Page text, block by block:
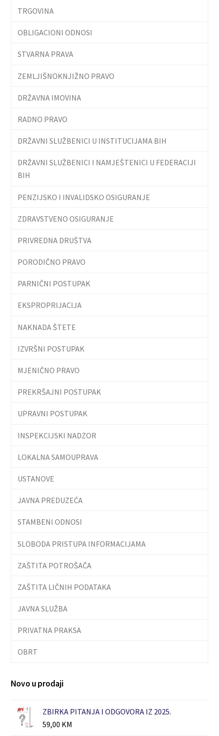
TRGOVINA
OBLIGACIONI ODNOSI
STVARNA PRAVA
ZEMLJIŠNOKNJIŽNO PRAVO
DRŽAVNA IMOVINA
RADNO PRAVO
DRŽAVNI SLUŽBENICI U INSTITUCIJAMA BIH
DRŽAVNI SLUŽBENICI I NAMJEŠTENICI U FEDERACIJI
BIH
PENZIJSKO I INVALIDSKO OSIGURANJE
ZDRAVSTVENO OSIGURANJE
PRIVREDNA DRUŠTVA
PORODIČNO PRAVO
PARNIČNI POSTUPAK
EKSPROPRIJACIJA
NAKNADA ŠTETE
IZVRŠNI POSTUPAK
MJENIČNO PRAVO
PREKRŠAJNI POSTUPAK
UPRAVNI POSTUPAK
INSPEKCIJSKI NADZOR
LOKALNA SAMOUPRAVA
USTANOVE
JAVNA PREDUZEĆA
STAMBENI ODNOSI
SLOBODA PRISTUPA INFORMACIJAMA
ZAŠTITA POTROŠAČA
ZAŠTITA LIČNIH PODATAKA
JAVNA SLUŽBA
PRIVATNA PRAKSA
OBRT
Novo u prodaji
ZBIRKA PITANJA I ODGOVORA IZ 2025.
59,00 KM